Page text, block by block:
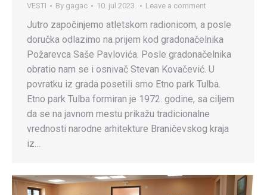
VESTI By gagac 10. jul 2023. Leave a comment
Jutro započinjemo atletskom radionicom, a posle
doručka odlazimo na prijem kod gradonačelnika
Požarevca Saše Pavlovića. Posle gradonačelnika
obratio nam se i osnivač Stevan Kovačević. U
povratku iz grada posetili smo Etno park Tulba.
Etno park Tulba formiran je 1972. godine, sa ciljem
da se na javnom mestu prikažu tradicionalne
vrednosti narodne arhitekture Braničevskog kraja
iz…